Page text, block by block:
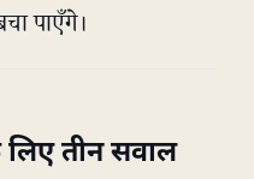
पाएँगे।
तीन सवाल